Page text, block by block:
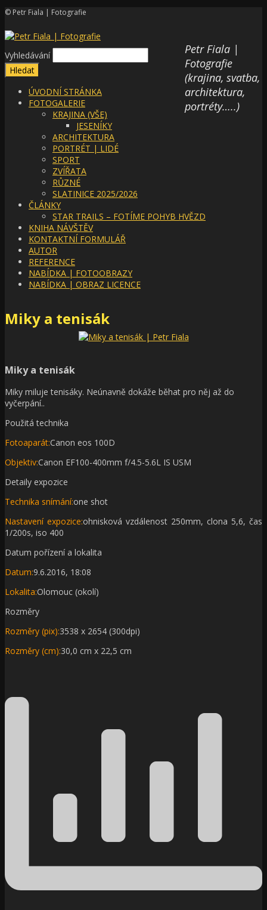
© Petr Fiala | Fotografie
Petr Fiala |
Fotografie
(krajina, svatba,
architektura,
portréty…..)
Vyhledávání
ÚVODNÍ STRÁNKA
FOTOGALERIE
KRAJINA (VŠE)
JESENÍKY
ARCHITEKTURA
PORTRÉT | LIDÉ
SPORT
ZVÍŘATA
RŮZNÉ
SLATINICE 2025/2026
ČLÁNKY
STAR TRAILS – FOTÍME POHYB HVĚZD
KNIHA NÁVŠTĚV
KONTAKTNÍ FORMULÁŘ
AUTOR
REFERENCE
NABÍDKA | FOTOOBRAZY
NABÍDKA | OBRAZ LICENCE
Miky a tenisák
Miky a tenisák
Miky miluje tenisáky. Neúnavně dokáže běhat pro něj až do
vyčerpání..
Použitá technika
Fotoaparát:Canon eos 100D
Objektiv:Canon EF100-400mm f/4.5-5.6L IS USM
Detaily expozice
Technika snímání:one shot
Nastavení expozice:ohnisková vzdálenost 250mm, clona 5,6, čas
1/200s, iso 400
Datum pořízení a lokalita
Datum:9.6.2016, 18:08
Lokalita:Olomouc (okolí)
Rozměry
Rozměry (pix):3538 x 2654 (300dpi)
Rozměry (cm):30,0 cm x 22,5 cm